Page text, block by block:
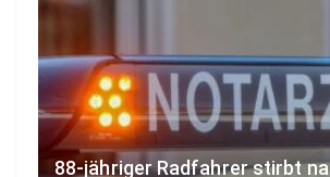
88-jähriger Radfahrer stirbt